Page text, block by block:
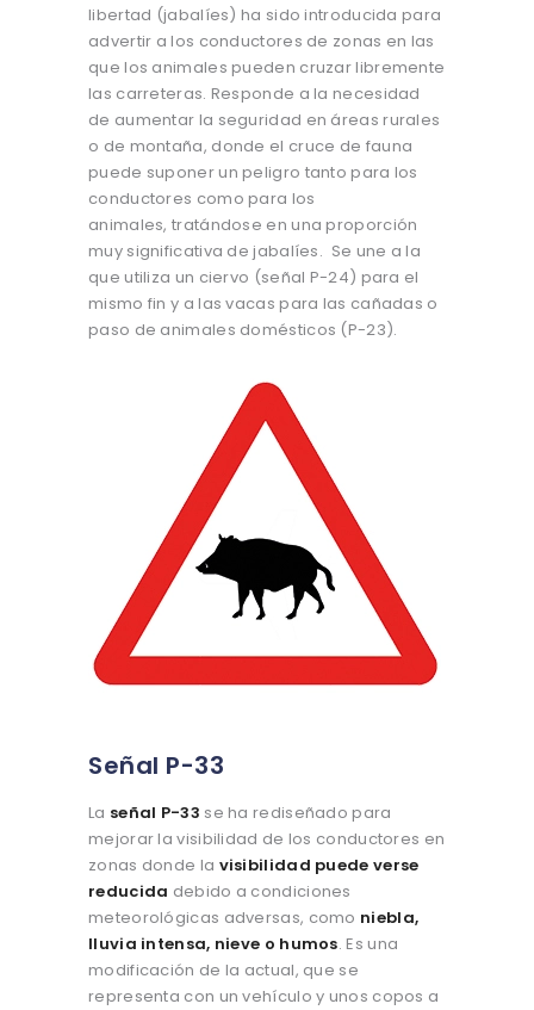
libertad (jabalíes) ha sido introducida para
advertir a los conductores de zonas en las
que los animales pueden cruzar libremente
las carreteras. Responde a la necesidad
de aumentar la seguridad en áreas rurales
o de montaña, donde el cruce de fauna
puede suponer un peligro tanto para los
conductores como para los
animales, tratándose en una proporción
muy significativa de jabalíes. Se une a la
que utiliza un ciervo (señal P-24) para el
mismo fin y a las vacas para las cañadas o
paso de animales domésticos (P-23).
Señal P-33
La señal P-33 se ha rediseñado para
mejorar la visibilidad de los conductores en
zonas donde la visibilidad puede verse
reducida debido a condiciones
meteorológicas adversas, como niebla,
lluvia intensa, nieve o humos. Es una
modificación de la actual, que se
representa con un vehículo y unos copos a